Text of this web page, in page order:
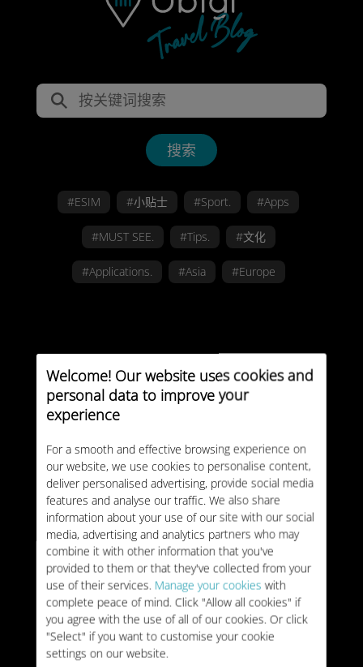
Welcome! Our website uses cookies and
personal data to improve your
experience
For a smooth and effective browsing experience on
our website, we use cookies to personalise content,
deliver personalised advertising, provide social media
features and analyse our traffic. We also share
information about your use of our site with our social
media, advertising and analytics partners who may
combine it with other information that you've
provided to them or that they've collected from your
use of their services. Manage your cookies with
complete peace of mind. Click "Allow all cookies" if
you agree with the use of all of our cookies. Or click
"Select" if you want to customise your cookie
settings on our website.
搜索
#ESIM #小贴士 #Sport. #Apps
#MUST SEE. #Tips. #文化
#Applications. #Asia #Europe